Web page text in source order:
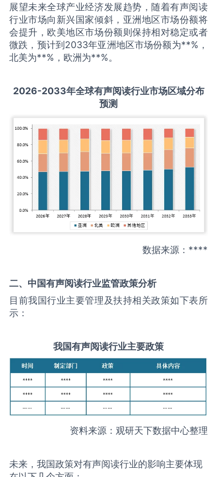
展望未来全球产业经济发展趋势，随着有声阅读
行业市场向新兴国家倾斜，亚洲地区市场份额将
会提升，欧美地区市场份额则保持相对稳定或者
微跌，预计到2033年亚洲地区市场份额为**%，
北美为**%，欧洲为**%。
2026-2033年全球有声阅读行业市场区域分布
预测
数据来源：****
二、中国有声阅读行业监管政策分析
目前我国行业主要管理及扶持相关政策如下表所
示：
我国有声阅读行业主要政策
资料来源：观研天下数据中心整理
未来，我国政策对有声阅读行业的影响主要体现